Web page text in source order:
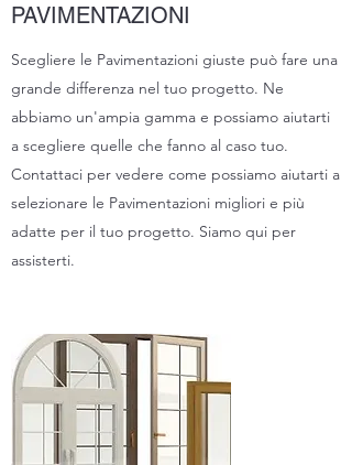
PAVIMENTAZIONI
Scegliere le Pavimentazioni giuste può fare una
grande differenza nel tuo progetto. Ne
abbiamo un'ampia gamma e possiamo aiutarti
a scegliere quelle che fanno al caso tuo.
Contattaci per vedere come possiamo aiutarti a
selezionare le Pavimentazioni migliori e più
adatte per il tuo progetto. Siamo qui per
assisterti.